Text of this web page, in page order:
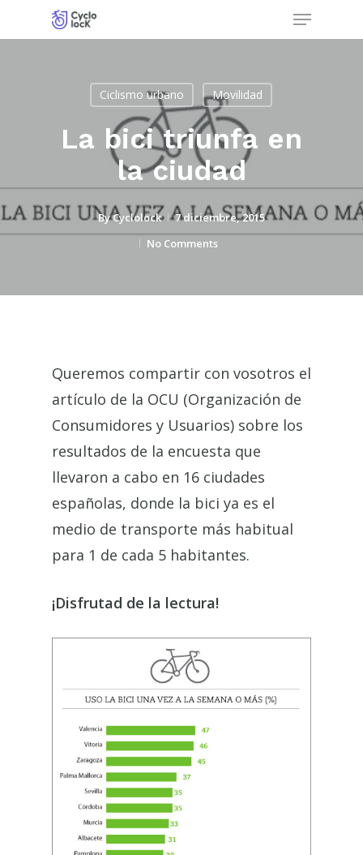
to
Menu
Ciclismo urbano Movilidad
La bici triunfa en
la ciudad
ByCyclolock
7 diciembre, 2015
No Comments
Queremos compartir con vosotros el
artículo de la OCU (Organización de
Consumidores y Usuarios) sobre los
resultados de la encuesta que
llevaron a cabo en 16 ciudades
españolas, donde la bici ya es el
medio de transporte más habitual
para 1 de cada 5 habitantes.
¡Disfrutad de la lectura!